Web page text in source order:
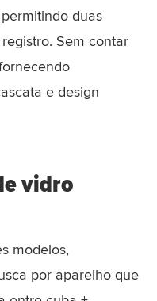
duas
Sem contar
e design
vidro
modelos,
por aparelho que